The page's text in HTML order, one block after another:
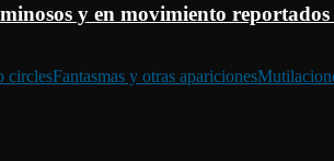
y en movimiento
circlesFantasmas y otras apariciones